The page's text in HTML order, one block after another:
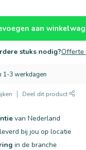
aan
stuks nodig?Offerte
1-3 werkdagen
Deel dit product
van Nederland
bij jou op locatie
in de branche